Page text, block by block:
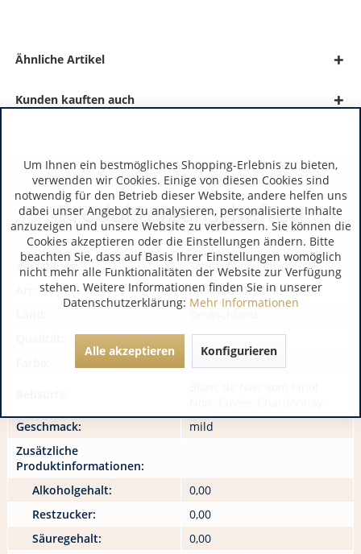
Ähnliche Artikel
Kunden kauften auch
Produkteigenschaften
Verschluss:
Schraubverschluss
Kleinflasche, Sekt
Sekt, Premiumsekt
Geschmack:
mild
Zusätzliche
Produktinformationen:
Alkoholgehalt:
0,00
Restzucker:
0,00
Säuregehalt:
0,00
Um Ihnen ein bestmögliches Shopping-Erlebnis zu bieten,
verwenden wir Cookies. Einige von diesen Cookies sind
notwendig für den Betrieb dieser Website, andere helfen uns
dabei unser Angebot zu analysieren, personalisierte Inhalte
anzuzeigen und unsere Website zu verbessern. Sie können die
Cookies akzeptieren oder die Einstellungen ändern. Bitte
beachten Sie, dass auf Basis Ihrer Einstellungen womöglich
nicht mehr alle Funktionalitäten der Website zur Verfügung
stehen. Weitere Informationen finden Sie in unserer
Datenschutzerklärung: Mehr Informationen
Alle akzeptieren Konfigurieren